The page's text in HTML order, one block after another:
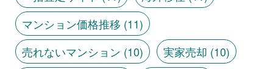
マンション価格推移 (11)
売れないマンション (10) 実家売却 (10)